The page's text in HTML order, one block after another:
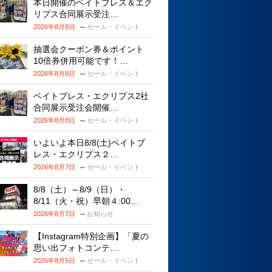
本日開催のベイトブレス＆エク
リプス合同展示受注…
2026年8月8日 セール・イベント
抽選会クーポン券＆ポイント
10倍券併用可能です！…
2026年8月8日 セール・イベント
ベイトブレス・エクリプス2社
合同展示受注会開催…
2026年8月8日 セール・イベント
いよいよ本日8/8(土)ベイトブ
レス・エクリプス２…
2026年8月7日 セール・イベント
8/8（土）～8/9（日）・
8/11（火・祝）早朝４:00…
2026年8月7日 お知らせ
【Instagram特別企画】「夏の
思い出フォトコンテ…
2026年8月5日 セール・イベント